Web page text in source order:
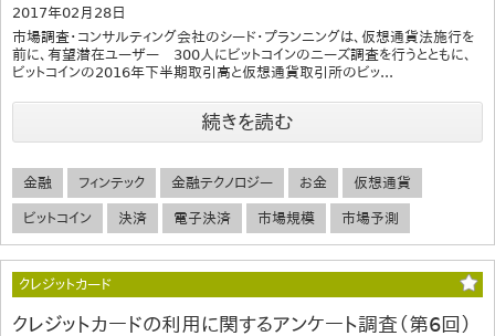
2017年02月28日
市場調査・コンサルティング会社のシード・プランニングは、仮想通貨法施行を
前に、有望潜在ユーザー 300人にビットコインのニーズ調査を行うとともに、
ビットコインの2016年下半期取引高と仮想通貨取引所のビッ...
続きを読む
金融 フィンテック 金融テクノロジー お金 仮想通貨
ビットコイン 決済 電子決済 市場規模 市場予測
クレジットカード
クレジットカードの利用に関するアンケート調査（第6回）